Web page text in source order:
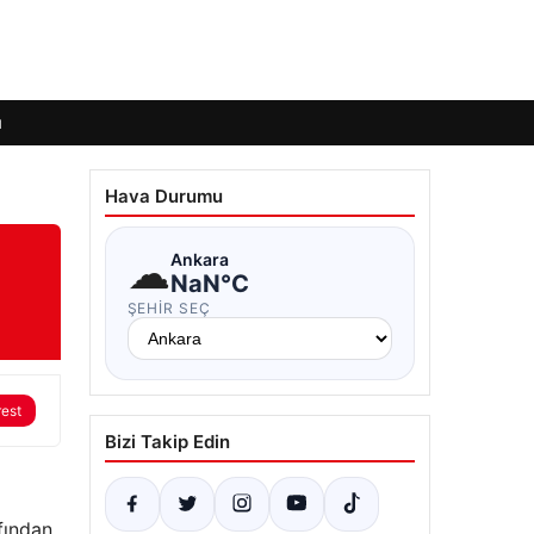
Hava Durumu
☁Ankara
NaN°C
ŞEHIR SEÇ
Bizi Takip Edin